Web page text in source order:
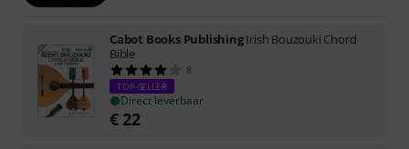
Cabot Books PublishingIrish Bouzouki Chord
Bible
8
TOP-SELLER
Direct leverbaar
€ 22